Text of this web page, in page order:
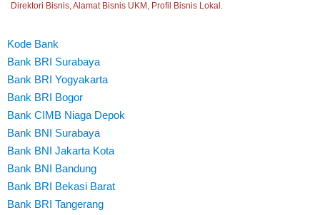
Direktori Bisnis, Alamat Bisnis UKM, Profil Bisnis Lokal.
Kode Bank
Bank BRI Surabaya
Bank BRI Yogyakarta
Bank BRI Bogor
Bank CIMB Niaga Depok
Bank BNI Surabaya
Bank BNI Jakarta Kota
Bank BNI Bandung
Bank BRI Bekasi Barat
Bank BRI Tangerang